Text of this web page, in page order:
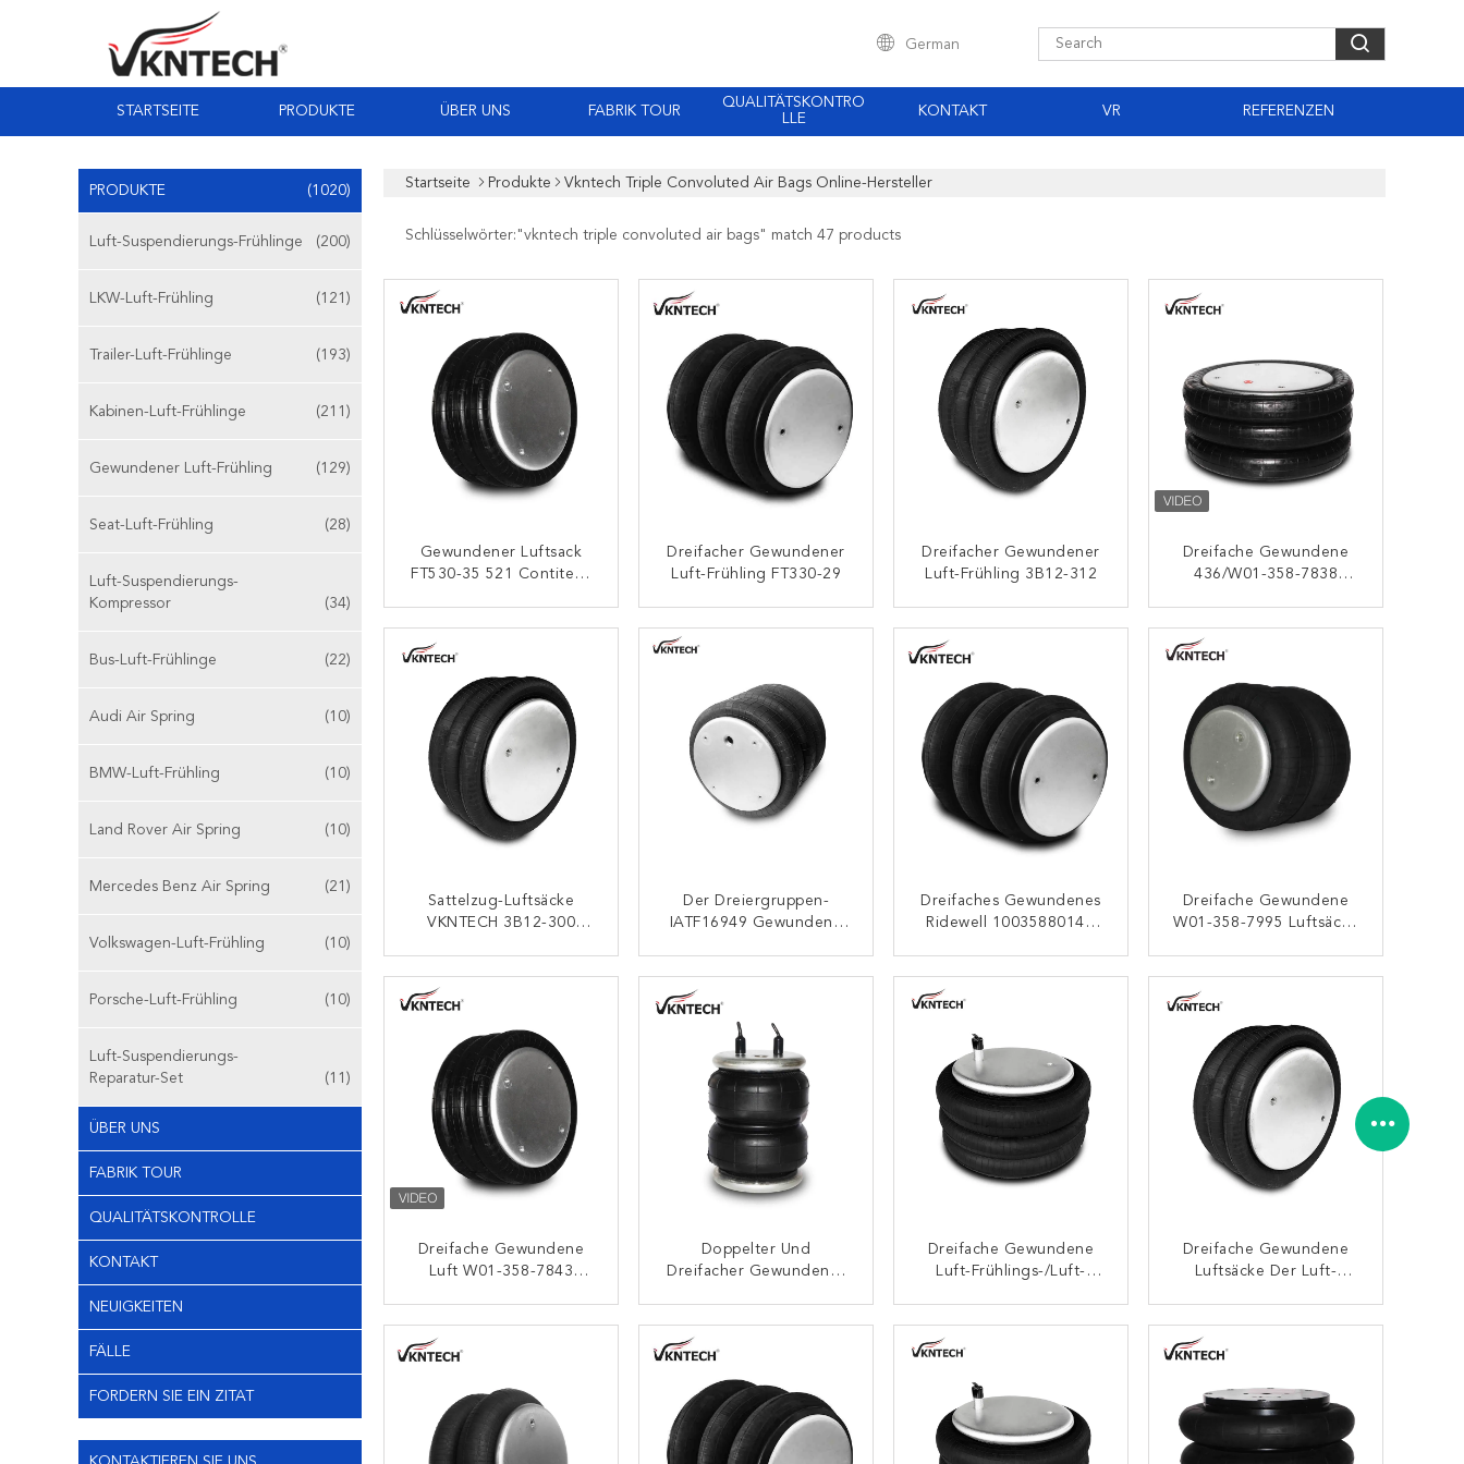
German
STARTSEITE PRODUKTE ÜBER UNS FABRIK TOUR
QUALITÄTSKONTRO
LLE
KONTAKT VR REFERENZEN
PRODUKTE (1020)
Luft-Suspendierungs-Frühlinge (200)
LKW-Luft-Frühling (121)
Trailer-Luft-Frühlinge (193)
Kabinen-Luft-Frühlinge (211)
Gewundener Luft-Frühling (129)
Seat-Luft-Frühling (28)
Luft-Suspendierungs-
Kompressor
(34)
Bus-Luft-Frühlinge (22)
Audi Air Spring (10)
BMW-Luft-Frühling (10)
Land Rover Air Spring (10)
Mercedes Benz Air Spring (21)
Volkswagen-Luft-Frühling (10)
Porsche-Luft-Frühling (10)
Luft-Suspendierungs-
Reparatur-Set
(11)
ÜBER UNS
FABRIK TOUR
QUALITÄTSKONTROLLE
KONTAKT
NEUIGKEITEN
FÄLLE
FORDERN SIE EIN ZITAT
Startseite Produkte Vkntech Triple Convoluted Air Bags Online-Hersteller
Schlüsselwörter:"vkntech triple convoluted air bags" match 47 products
Gewundener Luftsack
FT530-35 521 Contitech
KONTAKT
Dreifacher Gewundener
Luft-Frühling FT330-29
KONTAKT
Dreifacher Gewundener
Luft-Frühling 3B12-312
KONTAKT
Dreifache Gewundene
436/W01-358-7838
Suspendierungs-FT530-
KONTAKT
Sattelzug-Luftsäcke
VKNTECH 3B12-300
KONTAKT
Der Dreiergruppen-
IATF16949 Gewundene
KONTAKT
Dreifaches Gewundenes
Ridewell 1003588014C
W01-358-8014 Firestone
KONTAKT
Dreifache Gewundene
W01-358-7995 Luftsäcke
329/FT330-29 547
KONTAKT
Dreifache Gewundene
Luft W01-358-7843
Suspendierungs-3B14-
364/FT530-35 455
KONTAKT
Doppelter Und
Dreifacher Gewundener
5240-1 Im Ballon Auf
KONTAKT
Dreifache Gewundene
Luft-Frühlings-/Luft-
KONTAKT
Dreifache Gewundene
Luftsäcke Der Luft-
300/FT330-29 431W01-
KONTAKT